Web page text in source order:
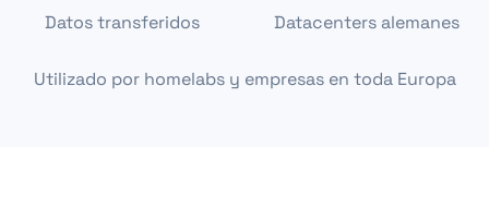
Datos transferidos Datacenters alemanes
Utilizado por homelabs y empresas en toda Europa